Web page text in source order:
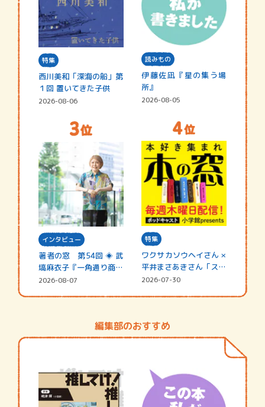
特集
西川美和「深海の船」第
１回 置いてきた子供
2026-08-06
読みもの
伊藤佐凪『星の集う場
所』
2026-08-05
インタビュー
著者の窓 第54回 ◈ 武
塙麻衣子『一角通り商店
街の…
2026-08-07
特集
ワクサカソウヘイさん ×
平井まさあきさん「スペ
シャ…
2026-07-30
編集部のおすすめ